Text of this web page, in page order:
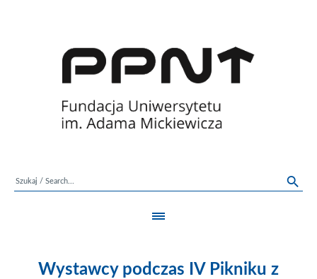
Wystawcy podczas IV Pikniku z